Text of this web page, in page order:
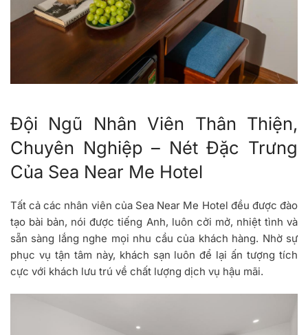
Đội Ngũ Nhân Viên Thân Thiện,
Chuyên Nghiệp – Nét Đặc Trưng
Của Sea Near Me Hotel
Tất cả các nhân viên của Sea Near Me Hotel đều được đào
tạo bài bản, nói được tiếng Anh, luôn cởi mở, nhiệt tình và
sẵn sàng lắng nghe mọi nhu cầu của khách hàng. Nhờ sự
phục vụ tận tâm này, khách sạn luôn để lại ấn tượng tích
cực với khách lưu trú về chất lượng dịch vụ hậu mãi.